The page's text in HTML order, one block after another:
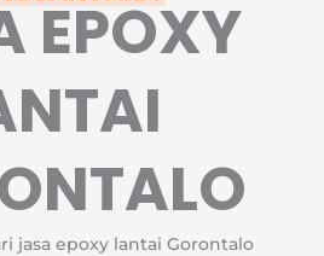
EPOXY
jasa epoxy lantai Gorontalo